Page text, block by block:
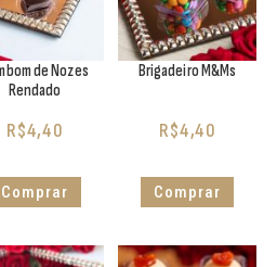
de Nozes
Rendado
R$4,40
Comprar
Brigadeiro M&Ms
R$4,40
Comprar